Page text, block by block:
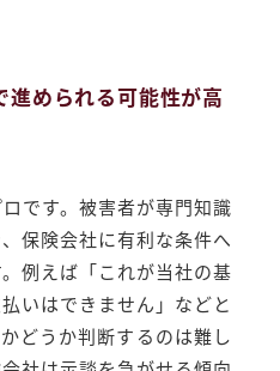
められる可能性が高
です。被害者が専門知識
保険会社に有利な条件へ
例えば「これが当社の基
いはできません」などと
どうか判断するのは難し